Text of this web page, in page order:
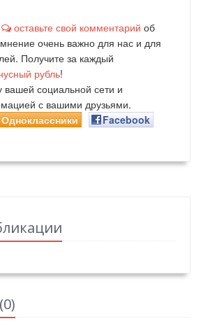
оставьте свой комментарий об
очень важно для нас и для
Получите за каждый
рубль!
вашей социальной сети и
с вашими друзьями.
Одноклассники
Facebook
0)